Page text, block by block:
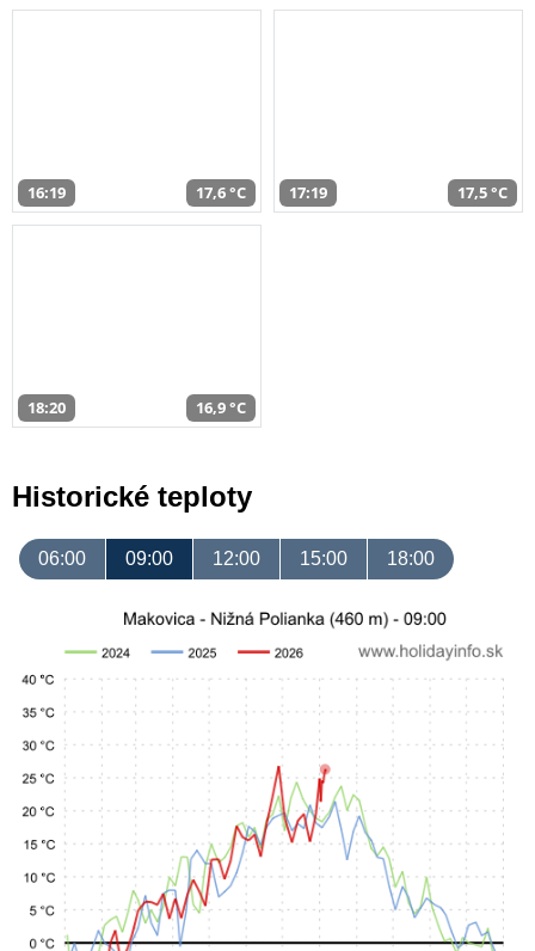
16:19 17,6 °C 17:19 17,5 °C
18:20 16,9 °C
Historické teploty
06:00 09:00 12:00 15:00 18:00